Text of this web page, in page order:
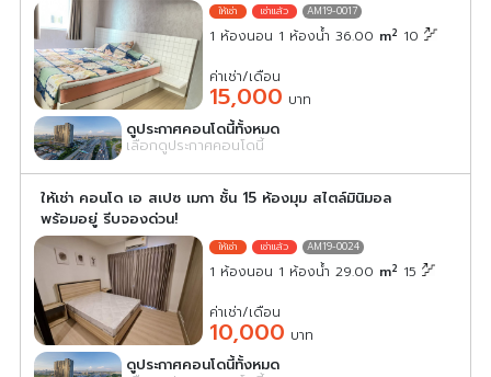
AM19-0017
1 ห้องนอน 1 ห้องน้ำ 36.00 m2 10
ค่าเช่า/เดือน
15,000 บาท
ดูประกาศคอนโดนี้ทั้งหมด
เลือกดูประกาศคอนโดนี้
ให้เช่า คอนโด เอ สเปซ เมกา ชั้น 15 ห้องมุม สไตล์มินิมอล
พร้อมอยู่ รีบจองด่วน!
AM19-0024
1 ห้องนอน 1 ห้องน้ำ 29.00 m2 15
ค่าเช่า/เดือน
10,000 บาท
ดูประกาศคอนโดนี้ทั้งหมด